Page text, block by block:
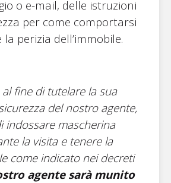
o e-mail, delle istruzioni
per come comportarsi
perizia dell’immobile.
fine di tutelare la sua
del nostro agente,
indossare mascherina
la visita e tenere la
come indicato nei decreti
agente sarà munito